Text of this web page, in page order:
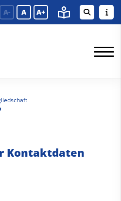
A- A A+
Kontaktdaten